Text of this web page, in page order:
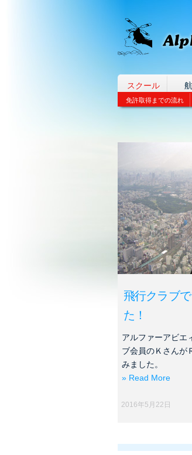
スクール
免許取得までの流れ
飛行クラブ
た！
アルファーアビエ
ブ会員のＫさんが
みました。
» Read More
2016年5月22日